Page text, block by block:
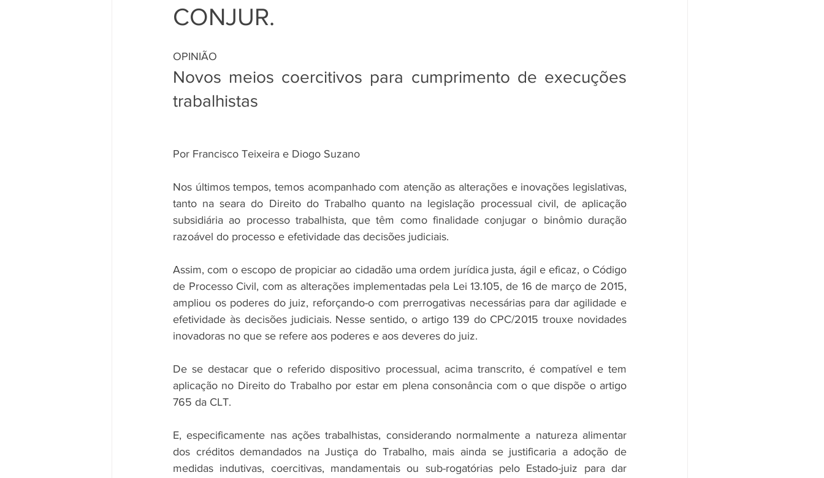
CONJUR.
OPINIÃO
Novos meios coercitivos para cumprimento de execuções
trabalhistas
Por Francisco Teixeira e Diogo Suzano
Nos últimos tempos, temos acompanhado com atenção as alterações e inovações legislativas,
tanto na seara do Direito do Trabalho quanto na legislação processual civil, de aplicação
subsidiária ao processo trabalhista, que têm como finalidade conjugar o binômio duração
razoável do processo e efetividade das decisões judiciais.
Assim, com o escopo de propiciar ao cidadão uma ordem jurídica justa, ágil e eficaz, o Código
de Processo Civil, com as alterações implementadas pela Lei 13.105, de 16 de março de 2015,
ampliou os poderes do juiz, reforçando-o com prerrogativas necessárias para dar agilidade e
efetividade às decisões judiciais. Nesse sentido, o artigo 139 do CPC/2015 trouxe novidades
inovadoras no que se refere aos poderes e aos deveres do juiz.
De se destacar que o referido dispositivo processual, acima transcrito, é compatível e tem
aplicação no Direito do Trabalho por estar em plena consonância com o que dispõe o artigo
765 da CLT.
E, especificamente nas ações trabalhistas, considerando normalmente a natureza alimentar
dos créditos demandados na Justiça do Trabalho, mais ainda se justificaria a adoção de
medidas indutivas, coercitivas, mandamentais ou sub-rogatórias pelo Estado-juiz para dar